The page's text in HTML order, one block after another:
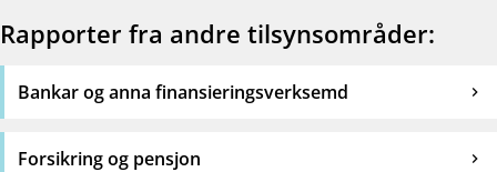
Rapporter fra andre tilsynsområder:
Bankar og anna finansieringsverksemd
Forsikring og pensjon